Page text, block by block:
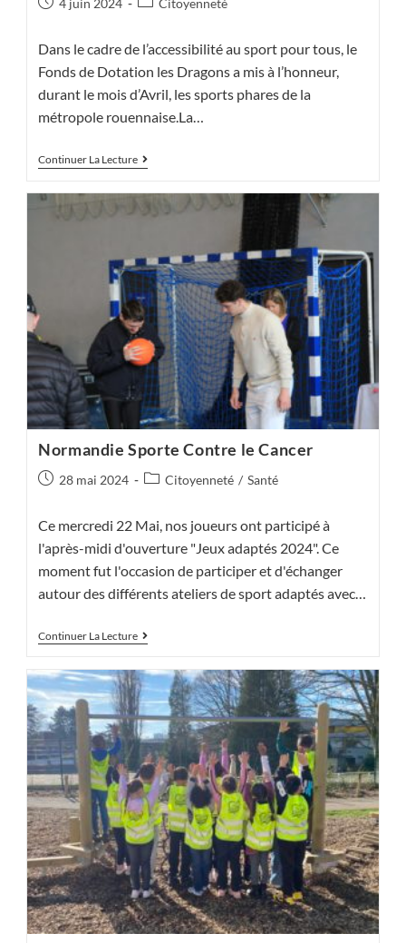
4 juin 2024 Citoyenneté
Dans le cadre de l’accessibilité au sport pour tous, le
Fonds de Dotation les Dragons a mis à l’honneur,
durant le mois d’Avril, les sports phares de la
métropole rouennaise.La…
Continuer La LectureMois
Du
Rouennais
Normandie Sporte Contre le Cancer
Publication
28 mai 2024
PostCitoyenneté / Santé
Ce mercredi 22 Mai, nos joueurs ont participé à
l'après-midi d'ouverture "Jeux adaptés 2024". Ce
moment fut l'occasion de participer et d'échanger
autour des différents ateliers de sport adaptés avec…
Continuer La LectureNormandie
Le
Cancer